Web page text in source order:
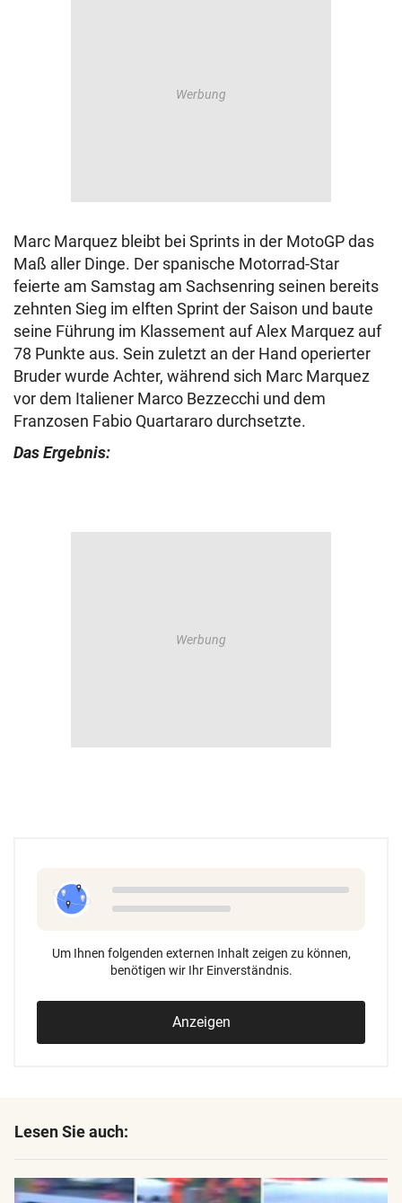
Marc Marquez bleibt bei Sprints in der MotoGP das
Maß aller Dinge. Der spanische Motorrad-Star
feierte am Samstag am Sachsenring seinen bereits
zehnten Sieg im elften Sprint der Saison und baute
seine Führung im Klassement auf Alex Marquez auf
78 Punkte aus. Sein zuletzt an der Hand operierter
Bruder wurde Achter, während sich Marc Marquez
vor dem Italiener Marco Bezzecchi und dem
Franzosen Fabio Quartararo durchsetzte.
Das Ergebnis:
Um Ihnen folgenden externen Inhalt zeigen zu können,
benötigen wir Ihr Einverständnis.
Anzeigen
Lesen Sie auch: